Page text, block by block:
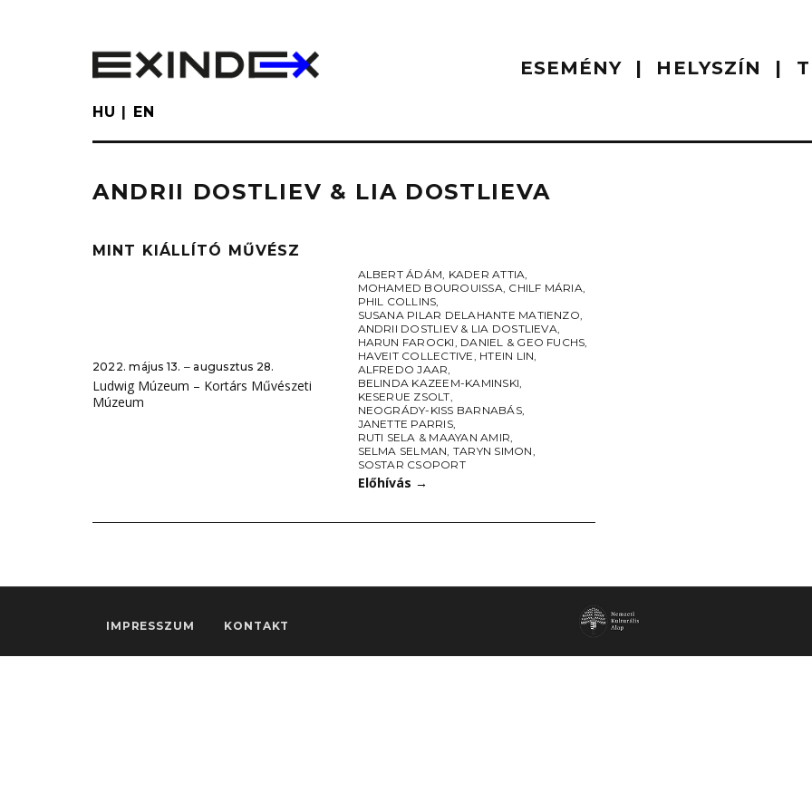
ESEMÉNY HELYSZÍN
HU EN
ANDRII DOSTLIEV & LIA DOSTLIEVA
MINT KIÁLLÍTÓ MŰVÉSZ
2022. május 13. ‒ augusztus 28.
Ludwig Múzeum – Kortárs Művészeti
Múzeum
ALBERT ÁDÁM, KADER ATTIA,
MOHAMED BOUROUISSA, CHILF MÁRIA,
PHIL COLLINS,
SUSANA PILAR DELAHANTE MATIENZO,
ANDRII DOSTLIEV & LIA DOSTLIEVA,
HARUN FAROCKI, DANIEL & GEO FUCHS,
HAVEIT COLLECTIVE, HTEIN LIN,
ALFREDO JAAR,
BELINDA KAZEEM-KAMINSKI,
KESERUE ZSOLT,
NEOGRÁDY-KISS BARNABÁS,
JANETTE PARRIS,
RUTI SELA & MAAYAN AMIR,
SELMA SELMAN, TARYN SIMON,
SOSTAR CSOPORT
Előhívás →
IMPRESSZUM KONTAKT